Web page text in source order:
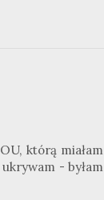
którą miałam
- byłam